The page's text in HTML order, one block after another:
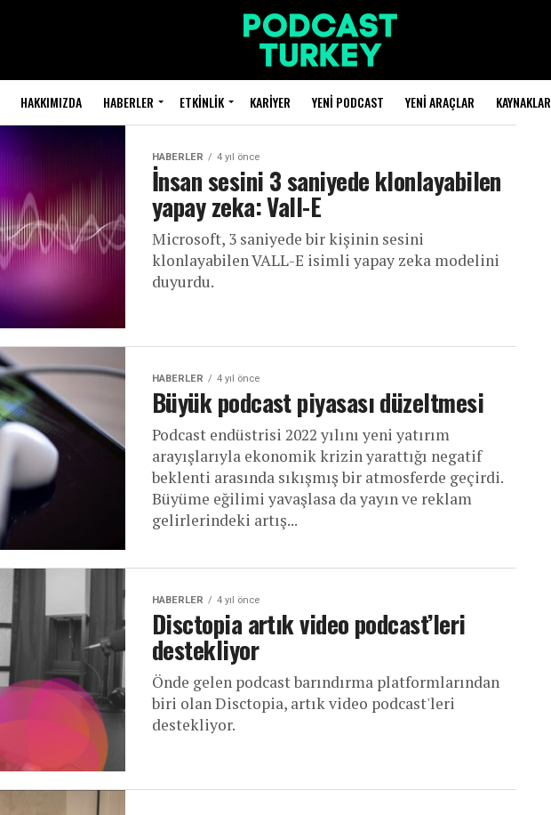
HAKKIMIZDA HABERLER ETKINLIK KARIYER YENI PODCAST YENI ARAÇLAR KAYNAKLAR
HABERLER 4 yıl önce
İnsan sesini 3 saniyede klonlayabilen
yapay zeka: Vall-E
Microsoft, 3 saniyede bir kişinin sesini
klonlayabilen VALL-E isimli yapay zeka modelini
duyurdu.
HABERLER 4 yıl önce
Büyük podcast piyasası düzeltmesi
Podcast endüstrisi 2022 yılını yeni yatırım
arayışlarıyla ekonomik krizin yarattığı negatif
beklenti arasında sıkışmış bir atmosferde geçirdi.
Büyüme eğilimi yavaşlasa da yayın ve reklam
gelirlerindeki artış...
HABERLER 4 yıl önce
Disctopia artık video podcast’leri
destekliyor
Önde gelen podcast barındırma platformlarından
biri olan Disctopia, artık video podcast'leri
destekliyor.